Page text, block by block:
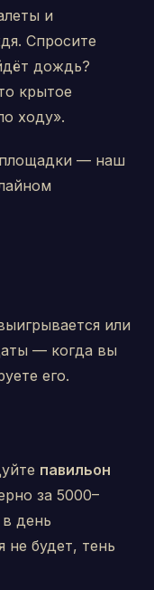
и
Спросите
дождь?
крытое
ходу».
— наш
или
— когда вы
его.
павильон
за 5000–
день
будет, тень